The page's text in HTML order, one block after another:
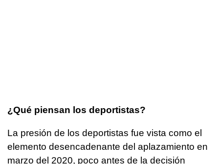
¿Qué piensan los deportistas?
La presión de los deportistas fue vista como el
elemento desencadenante del aplazamiento en
marzo del 2020, poco antes de la decisión